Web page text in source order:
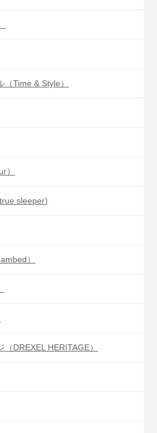
Time & Style）
）
sleeper)
）
DREXEL HERITAGE）